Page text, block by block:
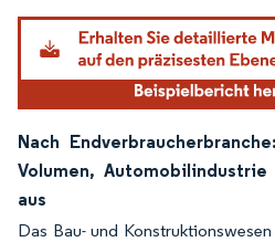
Nach
Volumen,
aus
Das Bau- und